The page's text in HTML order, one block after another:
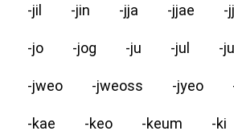
-jil -jin -jja -jjae -
-jo -jog -ju -jul -
-jweo -jweoss -jyeo
-kae -keo -keum -ki